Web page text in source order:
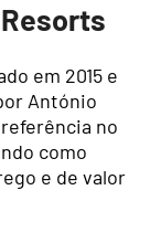
em 2015 e
António
no
como
e de valor